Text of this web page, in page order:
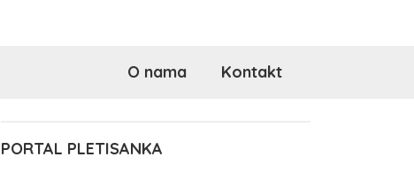
Kontakt
O nama
PORTAL PLETISANKA